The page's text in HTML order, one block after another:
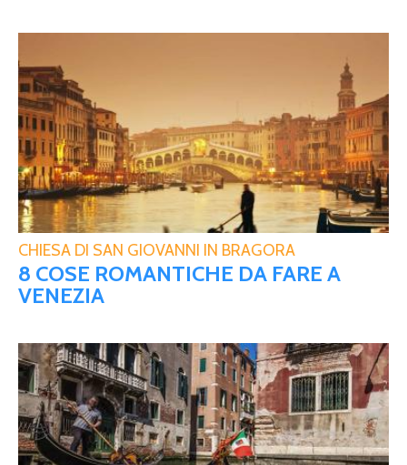
CHIESA DI SAN GIOVANNI IN BRAGORA
8 COSE ROMANTICHE DA FARE A
VENEZIA